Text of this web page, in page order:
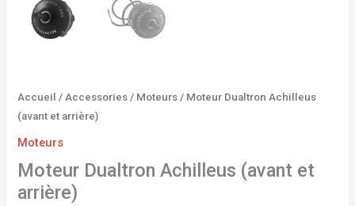
Accueil /Accessories / Moteurs / Moteur Dualtron Achilleus
(avant et arrière)
Moteurs
Moteur Dualtron Achilleus (avant et
arrière)